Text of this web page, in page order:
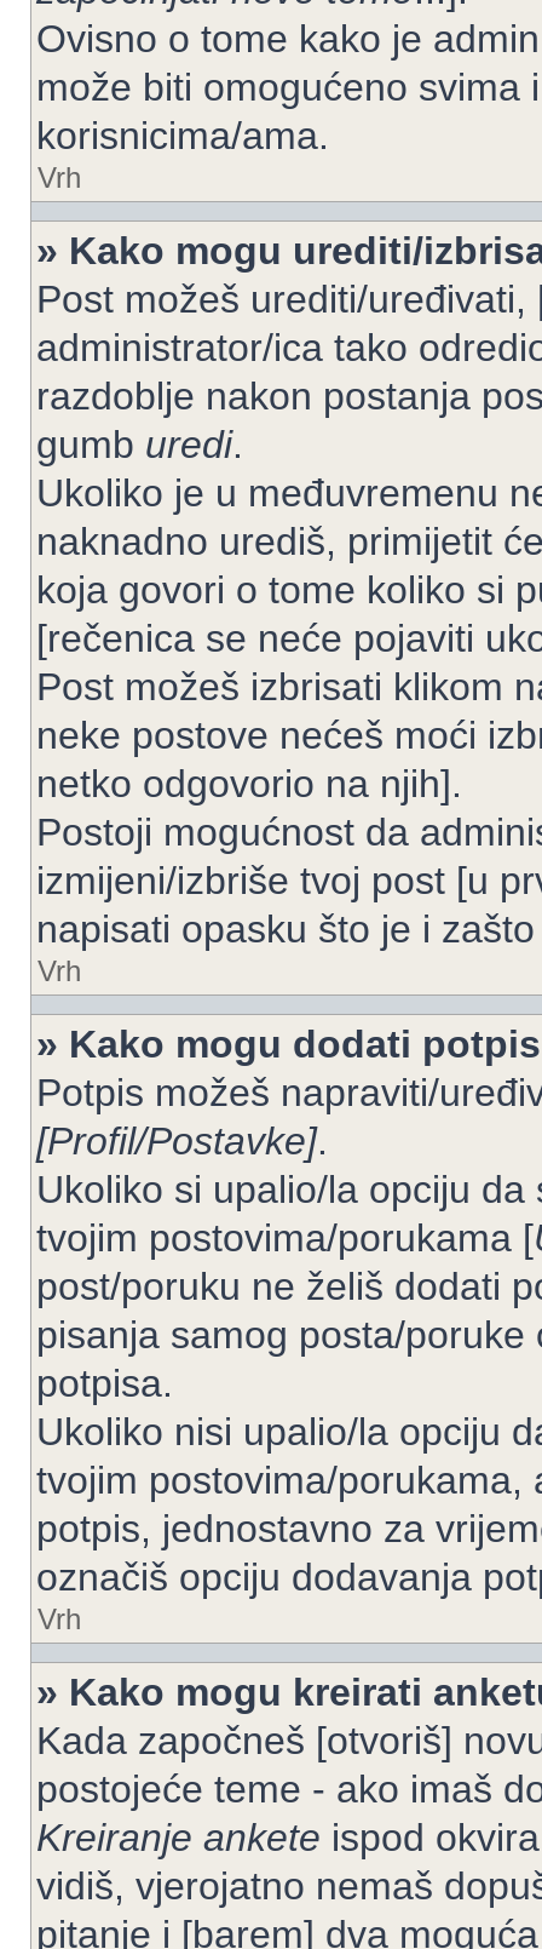
Ovisno o tome kako je
može biti omogućeno svima
korisnicima/ama.
Vrh
» Kako mogu urediti/
Post možeš urediti/
administrator/ica tako
razdoblje nakon postanja
gumb uredi.
Ukoliko je u međuvremenu
naknadno urediš, primijetit
koja govori o tome koliko si
[rečenica se neće pojaviti
Post možeš izbrisati klikom
neke postove nećeš moći
netko odgovorio na njih].
Postoji mogućnost da
izmijeni/izbriše tvoj post [u
napisati opasku što je i
Vrh
» Kako mogu dodati
Potpis možeš napraviti/
[Profil/Postavke].
Ukoliko si upalio/la opciju
tvojim postovima/porukama [
post/poruku ne želiš dodati
pisanja samog posta/
potpisa.
Ukoliko nisi upalio/la opciju
tvojim postovima/
potpis, jednostavno za
označiš opciju dodavanja
Vrh
» Kako mogu kreirati
Kada započneš [otvoriš]
postojeće teme - ako imaš
Kreiranje ankete ispod
vidiš, vjerojatno nemaš
pitanje i [barem] dva